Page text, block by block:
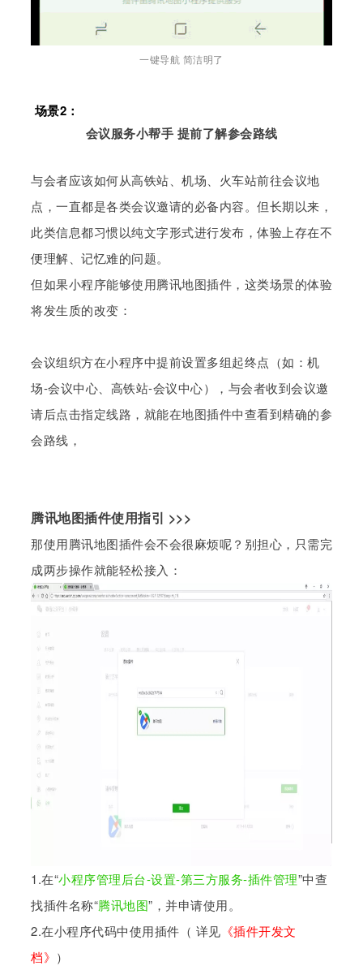
一键导航 简洁明了
场景2：
会议服务小帮手 提前了解参会路线
与会者应该如何从高铁站、机场、火车站前往会议地
点，一直都是各类会议邀请的必备内容。但长期以来，
此类信息都习惯以纯文字形式进行发布，体验上存在不
便理解、记忆难的问题。
但如果小程序能够使用腾讯地图插件，这类场景的体验
将发生质的改变：
会议组织方在小程序中提前设置多组起终点（如：机
场-会议中心、高铁站-会议中心），与会者收到会议邀
请后点击指定线路，就能在地图插件中查看到精确的参
会路线，
腾讯地图插件使用指引 >>>
那使用腾讯地图插件会不会很麻烦呢？别担心，只需完
成两步操作就能轻松接入：
1.在“小程序管理后台-设置-第三方服务-插件管理”中查
找插件名称“腾讯地图”，并申请使用。
2.在小程序代码中使用插件（ 详见 《插件开发文
档》 ）